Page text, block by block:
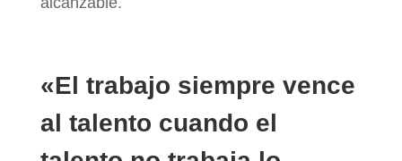
«El trabajo siempre vence
al talento cuando el